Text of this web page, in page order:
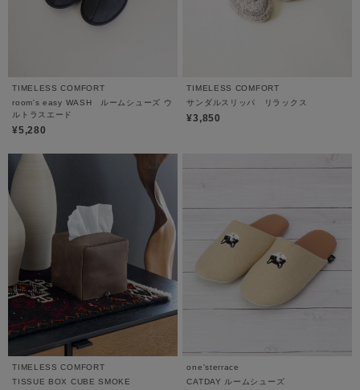
TIMELESS COMFORT
room's easy WASH ルームシューズ ウ
ルトラスエード
¥5,280
TIMELESS COMFORT
サンダルスリッパ リラックス
¥3,850
TIMELESS COMFORT
TISSUE BOX CUBE SMOKE
one'sterrace
CATDAY ルームシューズ